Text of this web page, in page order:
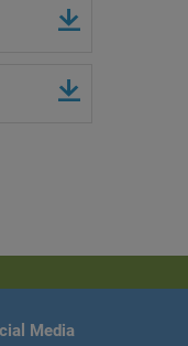
Media